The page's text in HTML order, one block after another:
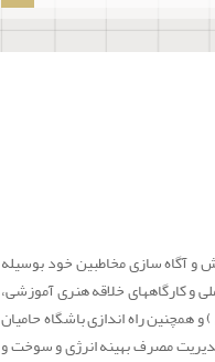
و آگاه سازی مخاطبین خود بوسیله
و کارگاههای خلاقه هنری آموزشی،
همچنین راه اندازی باشگاه حامیان
مدیریت مصرف بهینه انرژی و سوخت و